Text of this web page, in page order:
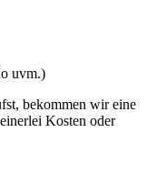
uvm.)
bekommen wir eine
Kosten oder